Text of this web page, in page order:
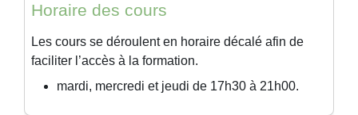
Horaire des cours
Les cours se déroulent en horaire décalé afin de
faciliter l’accès à la formation.
mardi, mercredi et jeudi de 17h30 à 21h00.